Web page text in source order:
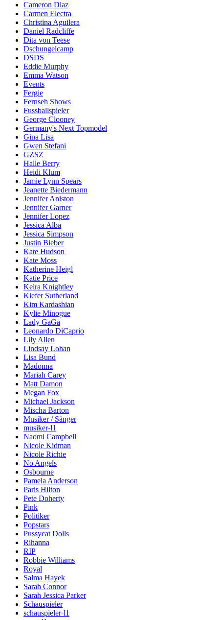
Cameron Diaz
Carmen Electra
Christina Aguilera
Daniel Radcliffe
Dita von Teese
Dschungelcamp
DSDS
Eddie Murphy
Emma Watson
Events
Fergie
Fernseh Shows
Fussballspieler
George Clooney
Germany's Next Topmodel
Gina Lisa
Gwen Stefani
GZSZ
Halle Berry
Heidi Klum
Jamie Lynn Spears
Jeanette Biedermann
Jennifer Aniston
Jennifer Garner
Jennifer Lopez
Jessica Alba
Jessica Simpson
Justin Bieber
Kate Hudson
Kate Moss
Katherine Heigl
Katie Price
Keira Knightley
Kiefer Sutherland
Kim Kardashian
Kylie Minogue
Lady GaGa
Leonardo DiCaprio
Lily Allen
Lindsay Lohan
Lisa Bund
Madonna
Mariah Carey
Matt Damon
Megan Fox
Michael Jackson
Mischa Barton
Musiker / Sänger
musiker-l1
Naomi Campbell
Nicole Kidman
Nicole Richie
No Angels
Osbourne
Pamela Anderson
Paris Hilton
Pete Doherty
Pink
Politiker
Popstars
Pussycat Dolls
Rihanna
RIP
Robbie Williams
Royal
Salma Hayek
Sarah Connor
Sarah Jessica Parker
Schauspieler
schauspieler-l1